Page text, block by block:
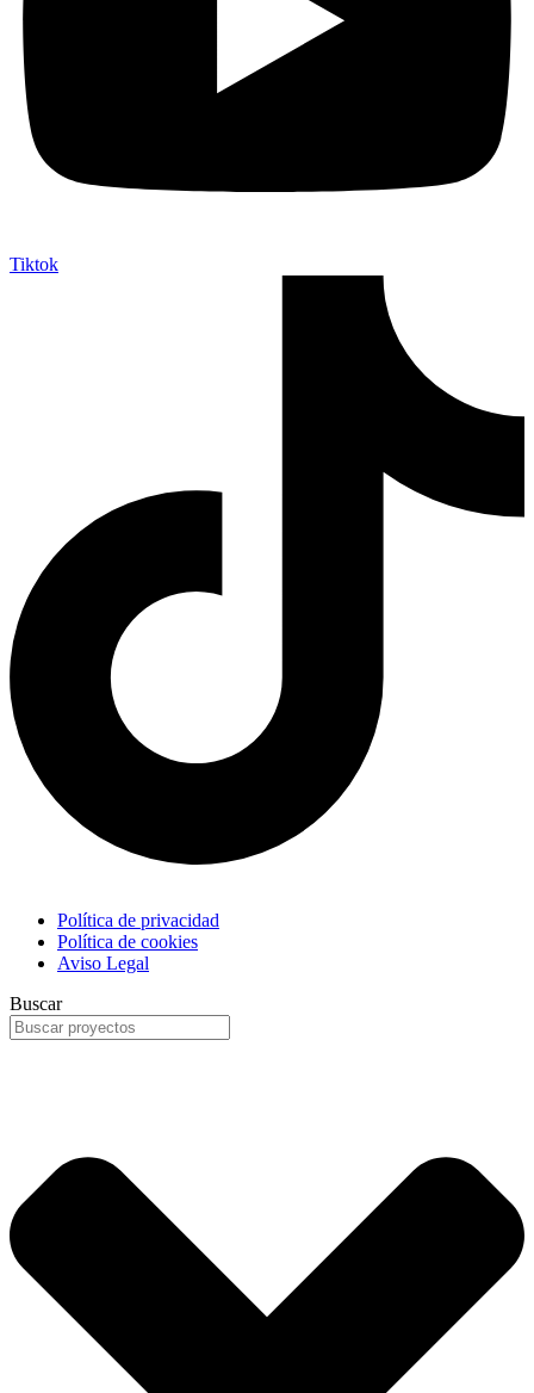
Tiktok
Política de privacidad
Política de cookies
Aviso Legal
Buscar